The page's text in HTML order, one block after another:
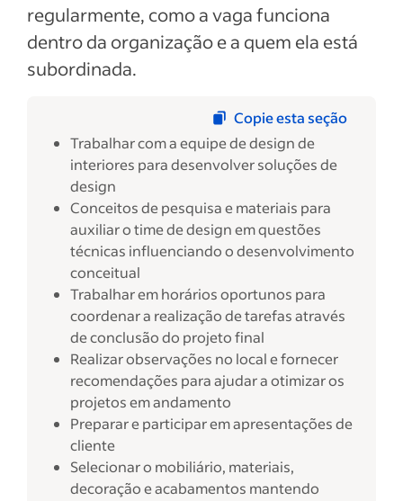
regularmente, como a vaga funciona
dentro da organização e a quem ela está
subordinada.
Copie esta seção
Trabalhar com a equipe de design de
interiores para desenvolver soluções de
design
Conceitos de pesquisa e materiais para
auxiliar o time de design em questões
técnicas influenciando o desenvolvimento
conceitual
Trabalhar em horários oportunos para
coordenar a realização de tarefas através
de conclusão do projeto final
Realizar observações no local e fornecer
recomendações para ajudar a otimizar os
projetos em andamento
Preparar e participar em apresentações de
cliente
Selecionar o mobiliário, materiais,
decoração e acabamentos mantendo